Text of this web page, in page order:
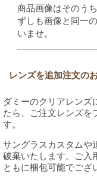
商品画像はそのう
ずしも画像と同一
いませ。
レンズを追加注文の
ダミーのクリアレンズ
たら、ご注文レンズを
す。
サングラスカスタムや
破棄いたします。ご入
ともに梱包可能でござ